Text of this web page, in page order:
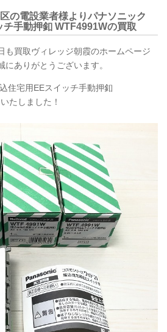
の電設業者様よりパナソニック
手動押釦 WTF4991Wの買取
も買取ヴィレッジ朝霞のホームページ
ありがとうございます。
住宅用EEスイッチ手動押釦
たしました！